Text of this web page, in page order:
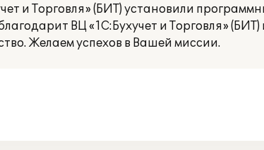
и Торговля» (БИТ) установили
ВЦ «1С:Бухучет и Торговля» (БИТ)
Желаем успехов в Вашей миссии.